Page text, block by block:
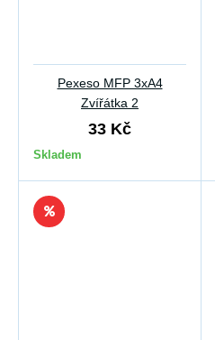
Pexeso MFP 3xA4
Zvířátka 2
33 Kč
Skladem